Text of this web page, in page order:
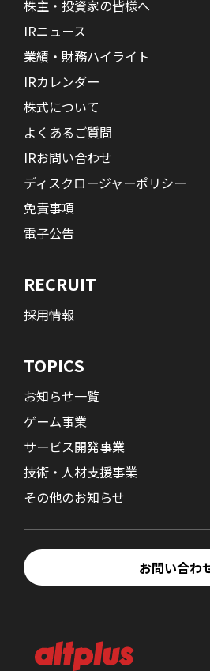
株主・投資家の皆様へ
IRニュース
業績・財務ハイライト
IRカレンダー
株式について
よくあるご質問
IRお問い合わせ
ディスクロージャーポリシー
免責事項
電子公告
RECRUIT
採用情報
TOPICS
お知らせ一覧
ゲーム事業
サービス開発事業
技術・人材支援事業
その他のお知らせ
お問い合わ